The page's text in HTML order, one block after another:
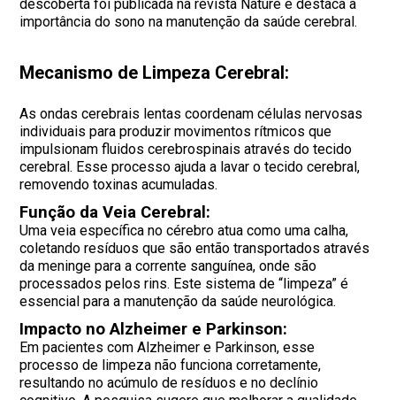
descoberta foi publicada na revista Nature e destaca a
importância do sono na manutenção da saúde cerebral.
Mecanismo de Limpeza Cerebral:
As ondas cerebrais lentas coordenam células nervosas
individuais para produzir movimentos rítmicos que
impulsionam fluidos cerebrospinais através do tecido
cerebral. Esse processo ajuda a lavar o tecido cerebral,
removendo toxinas acumuladas.
Função da Veia Cerebral:
Uma veia específica no cérebro atua como uma calha,
coletando resíduos que são então transportados através
da meninge para a corrente sanguínea, onde são
processados pelos rins. Este sistema de “limpeza” é
essencial para a manutenção da saúde neurológica.
Impacto no Alzheimer e Parkinson:
Em pacientes com Alzheimer e Parkinson, esse
processo de limpeza não funciona corretamente,
resultando no acúmulo de resíduos e no declínio